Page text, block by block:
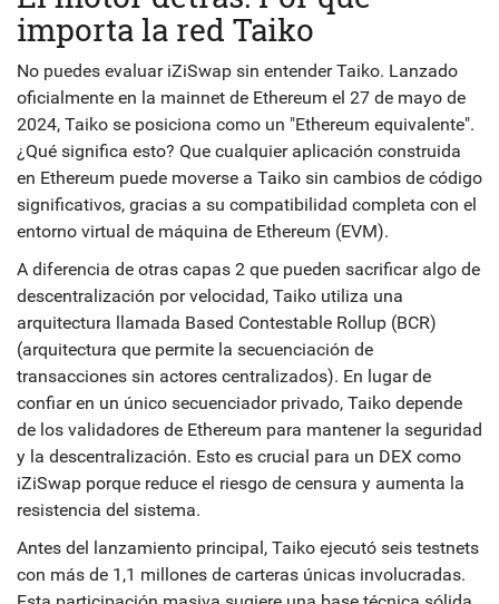
importa la red Taiko
No puedes evaluar iZiSwap sin entender Taiko. Lanzado
oficialmente en la mainnet de Ethereum el 27 de mayo de
2024, Taiko se posiciona como un "Ethereum equivalente".
¿Qué significa esto? Que cualquier aplicación construida
en Ethereum puede moverse a Taiko sin cambios de código
significativos, gracias a su compatibilidad completa con el
entorno virtual de máquina de Ethereum (EVM).
A diferencia de otras capas 2 que pueden sacrificar algo de
descentralización por velocidad, Taiko utiliza una
arquitectura llamada Based Contestable Rollup (BCR)
(arquitectura que permite la secuenciación de
transacciones sin actores centralizados). En lugar de
confiar en un único secuenciador privado, Taiko depende
de los validadores de Ethereum para mantener la seguridad
y la descentralización. Esto es crucial para un DEX como
iZiSwap porque reduce el riesgo de censura y aumenta la
resistencia del sistema.
Antes del lanzamiento principal, Taiko ejecutó seis testnets
con más de 1,1 millones de carteras únicas involucradas.